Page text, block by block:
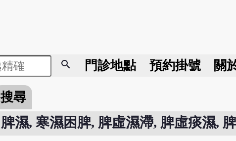
search 門診地點 預約掛號 關
搜尋
脾濕, 寒濕困脾, 脾虛濕滯, 脾虛痰濕,